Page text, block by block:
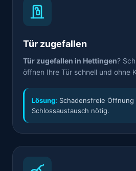
Tür zugefallen
Tür zugefallen in Hettingen?
öffnen Ihre Tür schnell und ohne
Lösung: Schadensfreie
Schlossaustausch nötig.